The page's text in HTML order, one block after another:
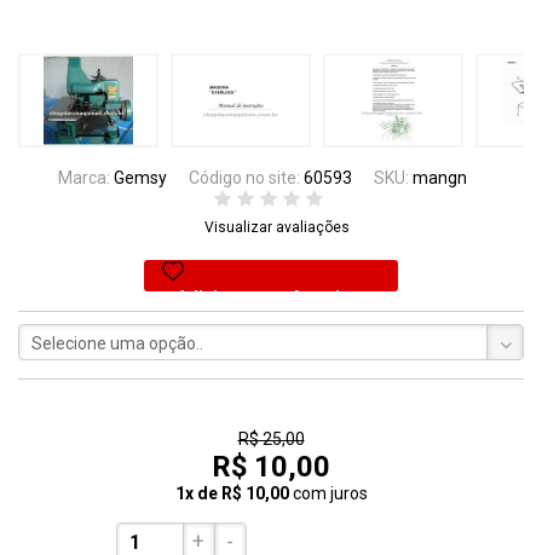
Marca: Gemsy Código no site: 60593 SKU: mangn
Visualizar avaliações
Adicionar aos favoritos
Selecione uma opção..
R$ 25,00
R$ 10,00
1x de R$ 10,00 com juros
+ -